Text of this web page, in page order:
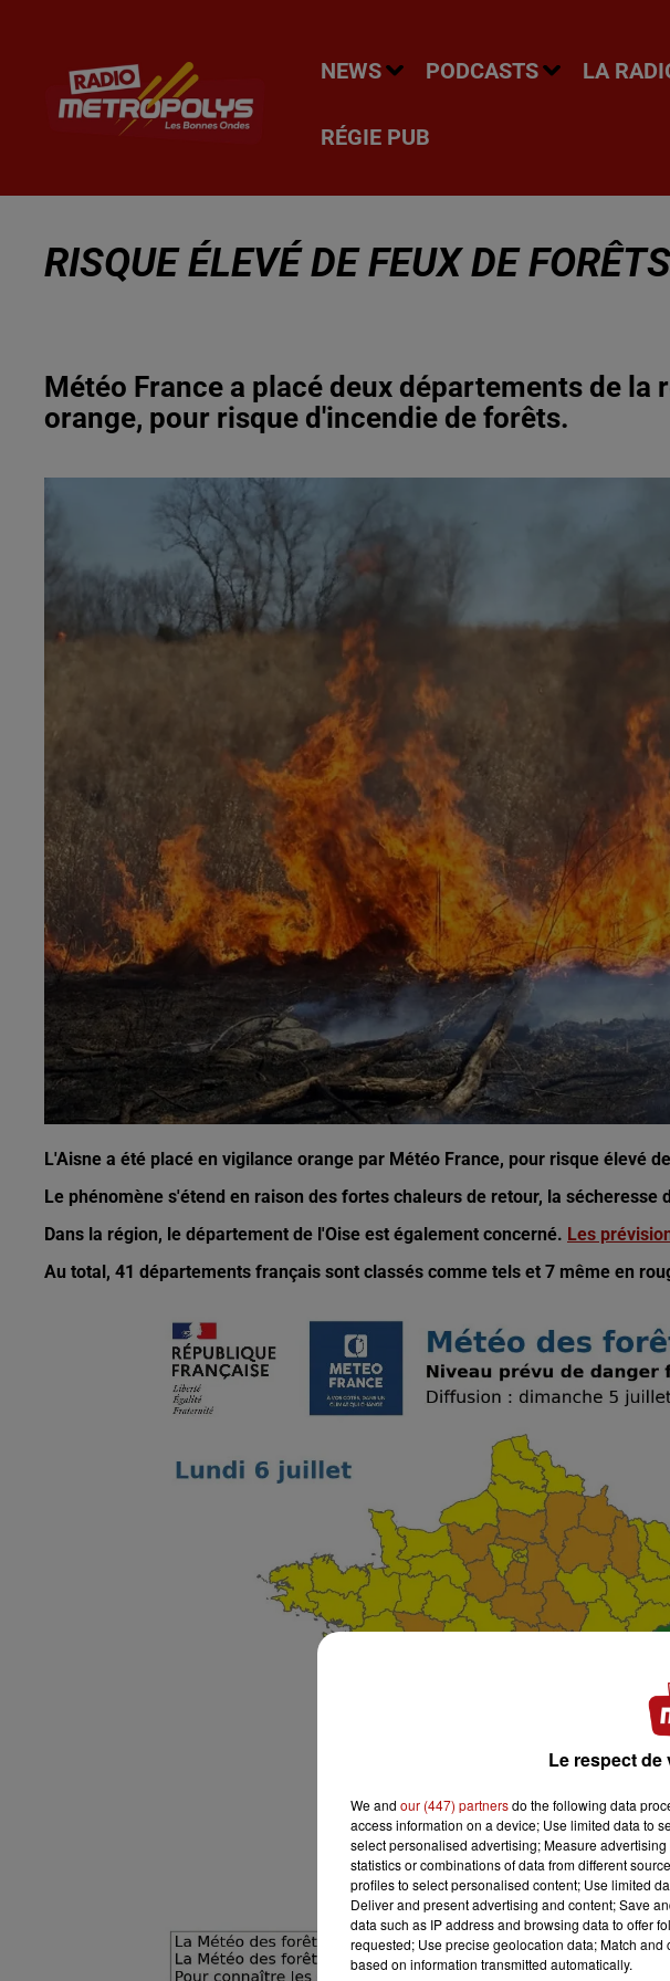
NEWS PODCASTS LA
RÉGIE PUB
RISQUE ÉLEVÉ DE FEUX DE
Météo France a placé deux départements de la
orange, pour risque d'incendie de forêts.
L'Aisne a été placé en vigilance orange par Météo France, pour risque élevé
Le phénomène s'étend en raison des fortes chaleurs de retour, la
Dans la région, le département de l'Oise est également concerné. Les
Au total, 41 départements français sont classés comme tels et 7 même en
Le respect
We and our (447) partnersdo the following data
access information on a device; Use limited data to
select personalised advertising; Measure
statistics or combinations of data from different
profiles to select personalised content; Use limited
Deliver and present advertising and content; Save
data such as IP address and browsing data to offer
requested; Use precise geolocation data; Match
based on information transmitted automatically.